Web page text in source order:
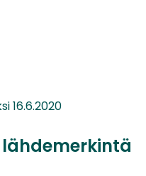
16.6.2020